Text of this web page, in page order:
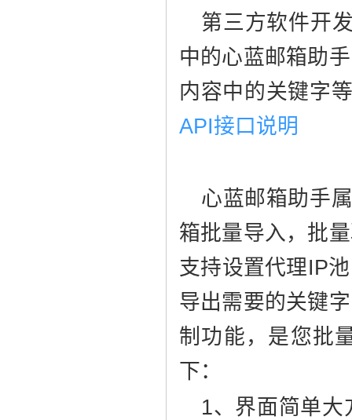
第三方软件开
中的心蓝邮箱助
内容中的关键字
API接口说明
心蓝邮箱助手
箱批量导入，批
支持设置代理IP
导出需要的关键
制功能，是您批
下：
1、界面简单